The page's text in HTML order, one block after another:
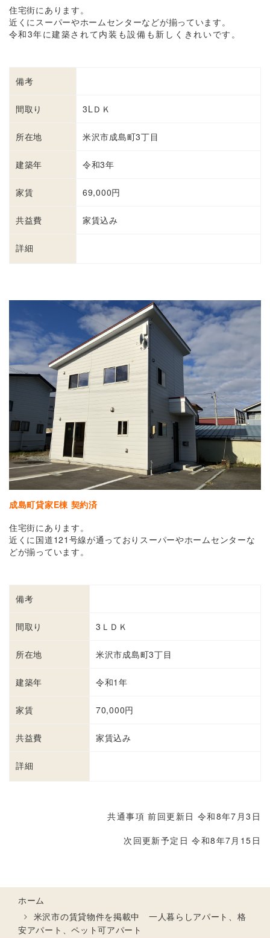
住宅街にあります。
近くにスーパーやホームセンターなどが揃っています。
令和3年に建築されて内装も設備も新しくきれいです 。
備考
間取り 3LＤＫ
所在地 米沢市成島町3丁目
建築年 令和3年
家賃 69,000円
共益費 家賃込み
詳細
成島町貸家E棟 契約済
住宅街にあります。
近くに国道121号線が通っておりスーパーやホームセンターな
どが揃っています。
備考
間取り 3ＬＤＫ
所在地 米沢市成島町3丁目
建築年 令和1年
家賃 70,000円
共益費 家賃込み
詳細
共通事項 前回更新日 令和8年7月3日
次回更新予定日 令和8年7月15日
ホーム
米沢市の賃貸物件を掲載中 一人暮らしアパート、格
安アパート、ペット可アパート